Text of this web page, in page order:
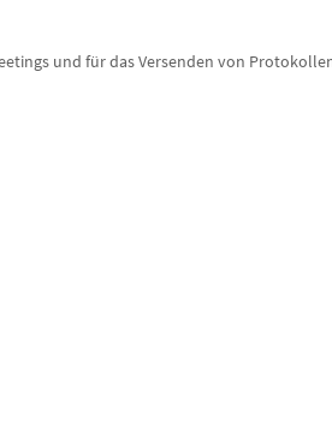
und für das Versenden von